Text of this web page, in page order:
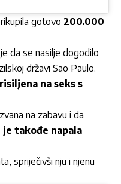
gotovo 200.000
da se nasilje dogodilo
državi Sao Paulo.
na seks s
na zabavu i da
takođe napala
spriječivši nju i njenu